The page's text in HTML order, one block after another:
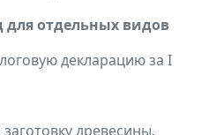
отдельных видов
декларацию за I
древесины,